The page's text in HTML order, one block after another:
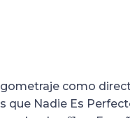
como
que Nadie Es